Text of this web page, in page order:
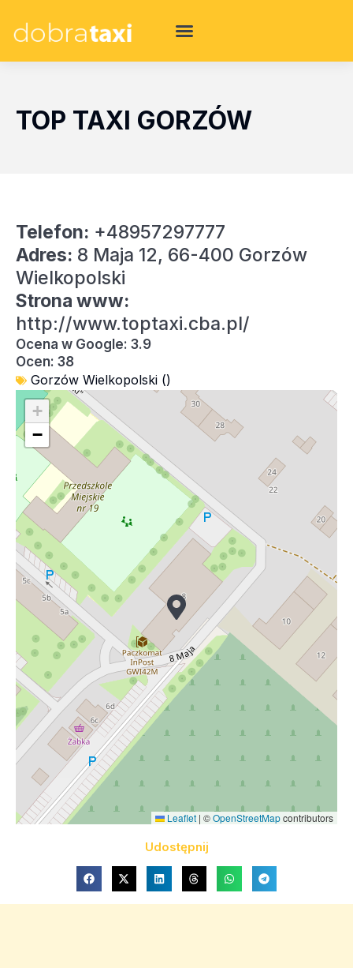
TOP TAXI GORZÓW
Telefon: +48957297777
Adres: 8 Maja 12, 66-400 Gorzów
Wielkopolski
Strona www:
http://www.toptaxi.cba.pl/
Ocena w Google: 3.9
Ocen: 38
Gorzów Wielkopolski ()
+
−
Leaflet | ©OpenStreetMapcontributors
Udostępnij